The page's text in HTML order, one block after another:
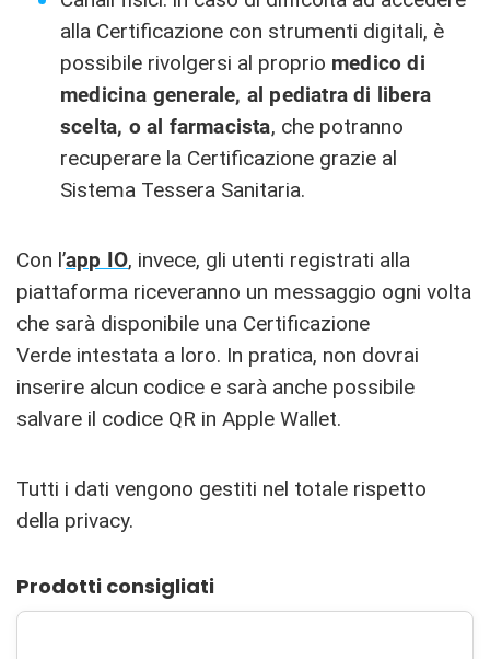
alla Certificazione con strumenti digitali, è
possibile rivolgersi al proprio medico di
medicina generale, al pediatra di libera
scelta, o al farmacista, che potranno
recuperare la Certificazione grazie al
Sistema Tessera Sanitaria.
Con l’app IO, invece, gli utenti registrati alla
piattaforma riceveranno un messaggio ogni volta
che sarà disponibile una Certificazione
Verde intestata a loro. In pratica, non dovrai
inserire alcun codice e sarà anche possibile
salvare il codice QR in Apple Wallet.
Tutti i dati vengono gestiti nel totale rispetto
della privacy.
Prodotti consigliati